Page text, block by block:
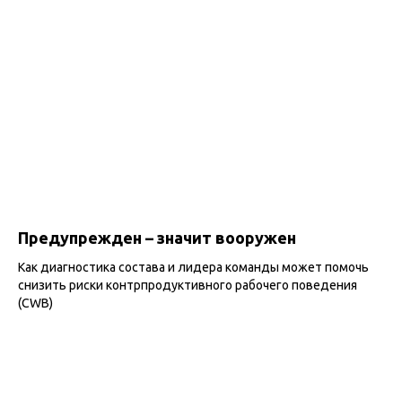
Предупрежден – значит вооружен
Как диагностика состава и лидера команды может помочь
снизить риски контрпродуктивного рабочего поведения
(CWB)